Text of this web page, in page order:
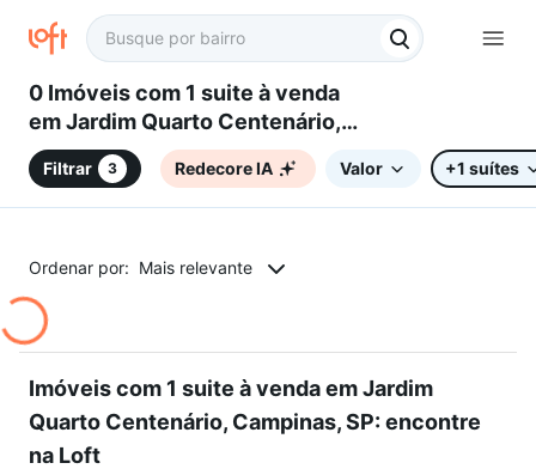
0 Imóveis com 1 suite à venda
em Jardim Quarto Centenário,
Campinas, SP
Filtrar 3 Redecore IA Valor +1 suítes
Ordenar por: Mais relevante
Imóveis com 1 suite à venda em Jardim
Quarto Centenário, Campinas, SP: encontre
na Loft